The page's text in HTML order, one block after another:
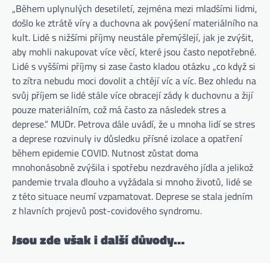
„Během uplynulých desetiletí, zejména mezi mladšími lidmi,
došlo ke ztrátě víry a duchovna ak povýšení materiálního na
kult. Lidé s nižšími příjmy neustále přemýšlejí, jak je zvýšit,
aby mohli nakupovat více věcí, které jsou často nepotřebné.
Lidé s vyššími příjmy si zase často kladou otázku „co když si
to zítra nebudu moci dovolit a chtějí víc a víc. Bez ohledu na
svůj příjem se lidé stále více obracejí zády k duchovnu a žijí
pouze materiálním, což má často za následek stres a
deprese.“ MUDr. Petrova dále uvádí, že u mnoha lidí se stres
a deprese rozvinuly iv důsledku přísné izolace a opatření
během epidemie COVID. Nutnost zůstat doma
mnohonásobně zvýšila i spotřebu nezdravého jídla a jelikož
pandemie trvala dlouho a vyžádala si mnoho životů, lidé se
z této situace neumí vzpamatovat. Deprese se stala jedním
z hlavních projevů post-covidového syndromu.
Jsou zde však i další důvody…